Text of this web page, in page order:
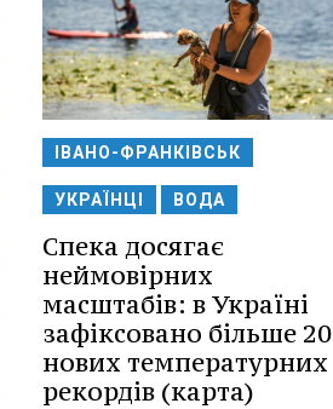
ІВАНО-ФРАНКІВСЬК
УКРАЇНЦІ ВОДА
Спека досягає
неймовірних
масштабів: в Україні
зафіксовано більше 20
нових температурних
рекордів (карта)